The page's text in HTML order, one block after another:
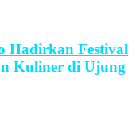
Hadirkan Festival
Kuliner di Ujung